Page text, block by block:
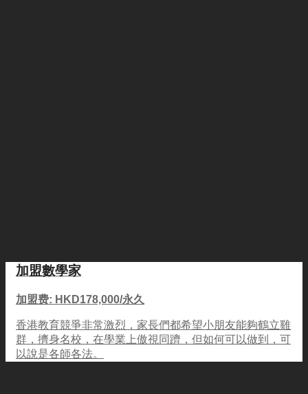
加盟數學家
加盟费: HKD178,000/永久
香港教育競爭非常激烈，家長們都希望小朋友能夠鶴立雞
群，擠身名校，在學業上傲視同躋，但如何可以做到，可
以說是各師各法。